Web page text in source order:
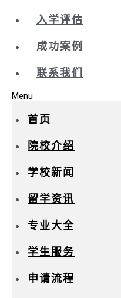
入学评估
成功案例
联系我们
Menu
首页
院校介绍
学校新闻
留学资讯
专业大全
学生服务
申请流程